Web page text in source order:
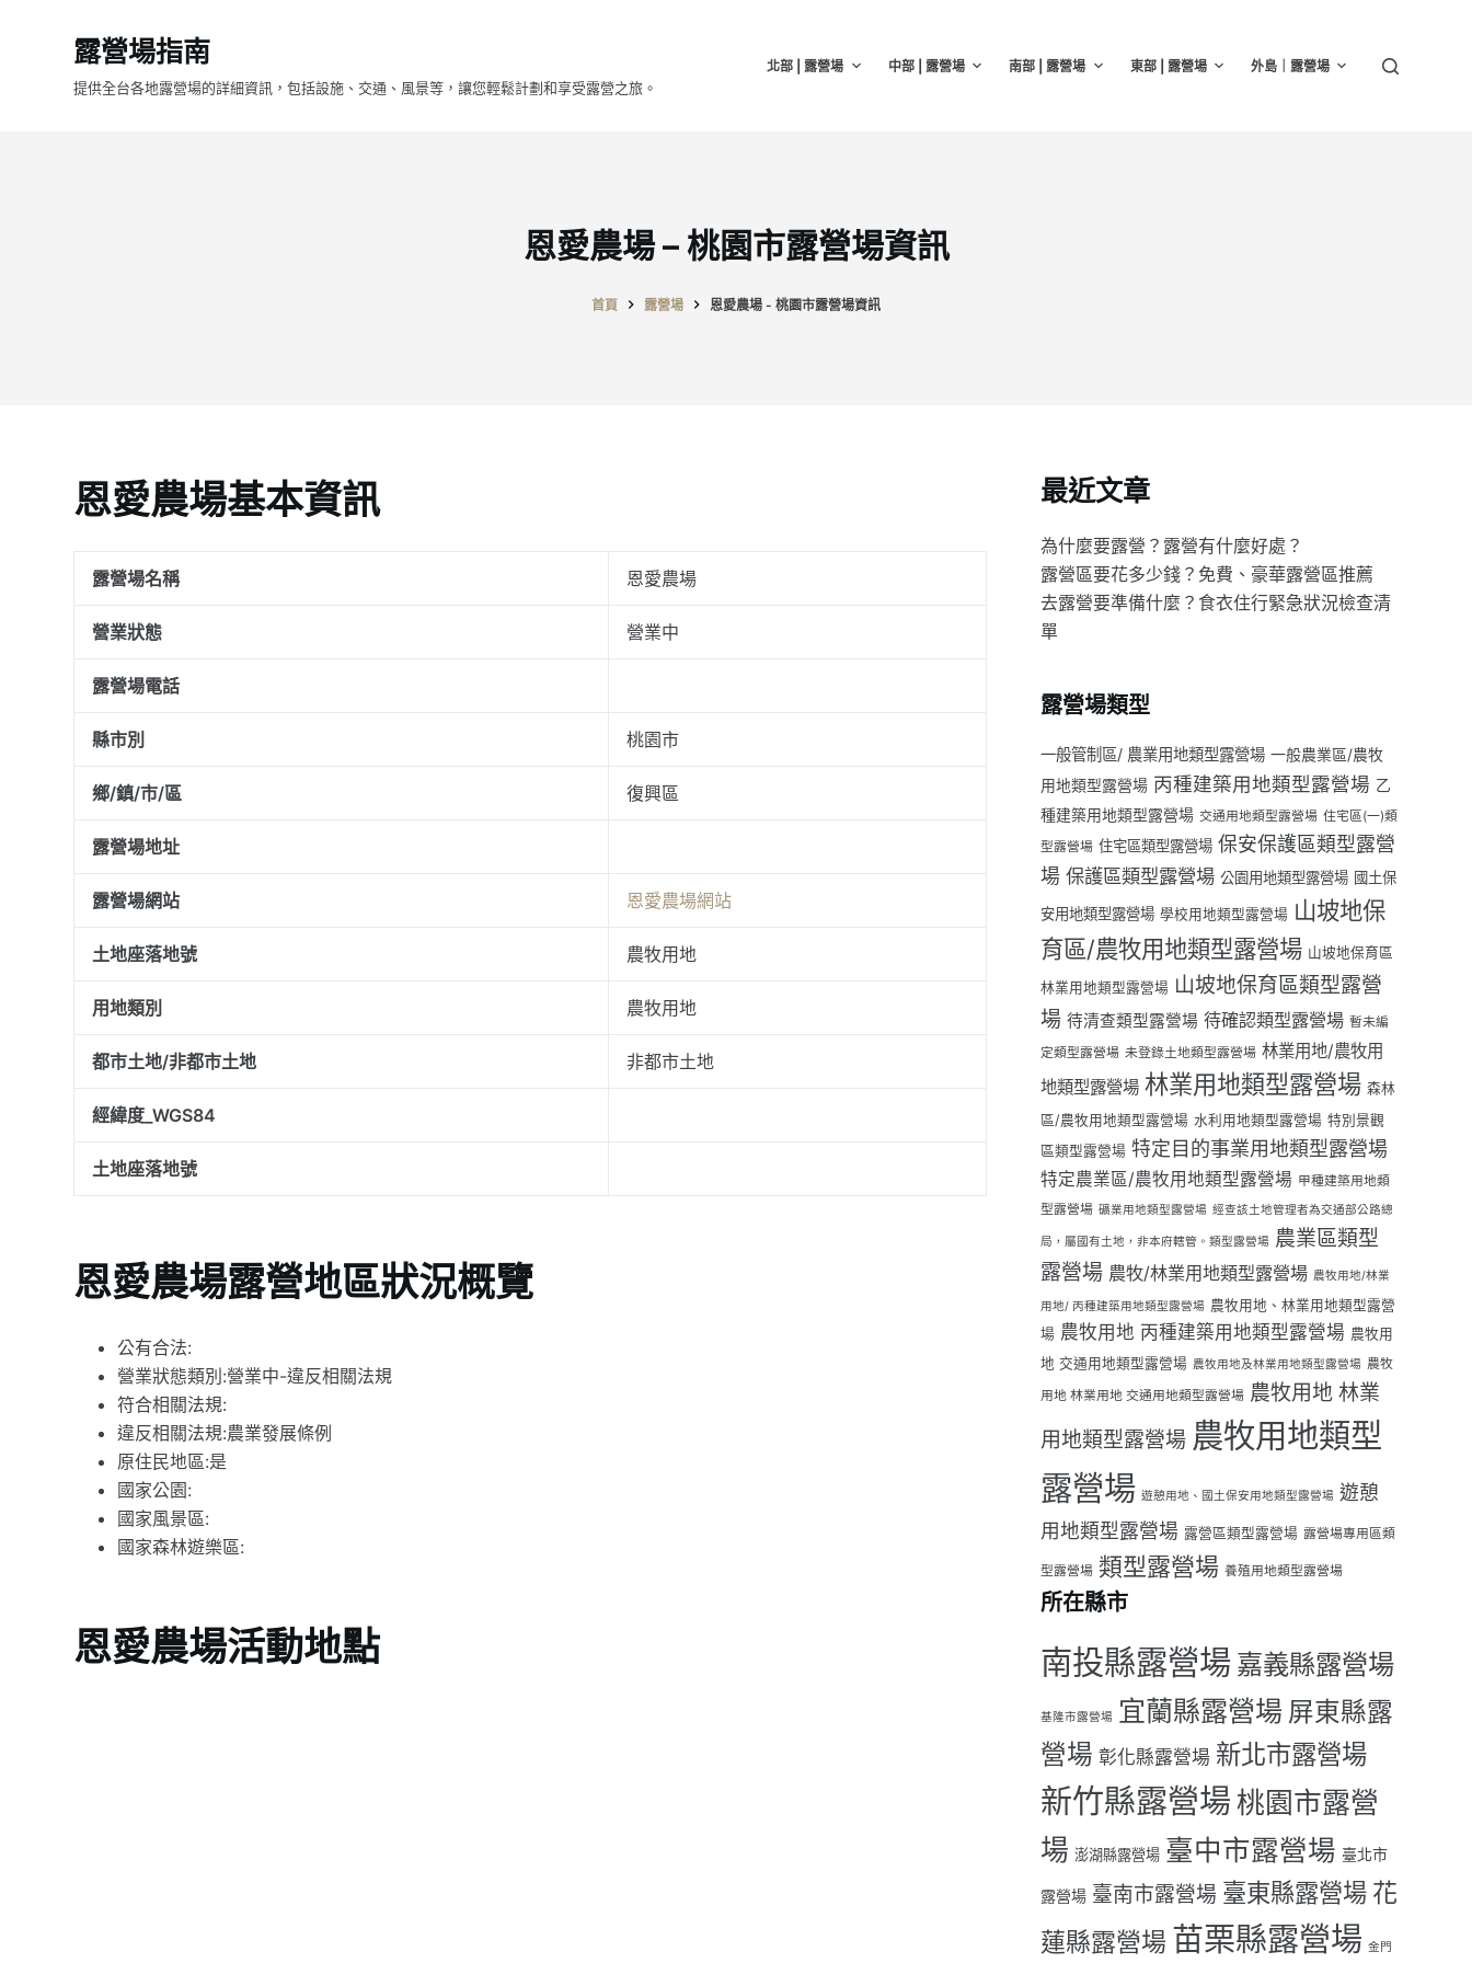
露營場指南
提供全台各地露營場的詳細資訊，包括設施、交通、風景等，讓您輕鬆計劃和享受露營之旅。
北部 | 露營場 中部 | 露營場 南部 | 露營場 東部 | 露營場 外島｜露營場
恩愛農場 – 桃園市露營場資訊
首頁 露營場 恩愛農場 - 桃園市露營場資訊
恩愛農場基本資訊
露營場名稱 恩愛農場
營業狀態 營業中
露營場電話
縣市別 桃園市
鄉/鎮/市/區 復興區
露營場地址
露營場網站 恩愛農場網站
土地座落地號 農牧用地
用地類別 農牧用地
都市土地/非都市土地 非都市土地
經緯度_WGS84
土地座落地號
恩愛農場露營地區狀況概覽
公有合法:
營業狀態類別:營業中-違反相關法規
符合相關法規:
違反相關法規:農業發展條例
原住民地區:是
國家公園:
國家風景區:
國家森林遊樂區:
恩愛農場活動地點
最近文章
為什麼要露營？露營有什麼好處？
露營區要花多少錢？免費、豪華露營區推薦
去露營要準備什麼？食衣住行緊急狀況檢查清
單
露營場類型
一般管制區/ 農業用地類型露營場 一般農業區/農牧
用地類型露營場 丙種建築用地類型露營場 乙
種建築用地類型露營場 交通用地類型露營場 住宅區(一)類
型露營場 住宅區類型露營場 保安保護區類型露營
場 保護區類型露營場 公園用地類型露營場 國土保
安用地類型露營場 學校用地類型露營場 山坡地保
育區/農牧用地類型露營場 山坡地保育區
林業用地類型露營場 山坡地保育區類型露營
場 待清查類型露營場 待確認類型露營場 暫未編
定類型露營場 未登錄土地類型露營場 林業用地/農牧用
地類型露營場 林業用地類型露營場 森林
區/農牧用地類型露營場 水利用地類型露營場 特別景觀
區類型露營場 特定目的事業用地類型露營場
特定農業區/農牧用地類型露營場 甲種建築用地類
型露營場 礦業用地類型露營場 經查該土地管理者為交通部公路總
局，屬國有土地，非本府轄管。類型露營場 農業區類型
露營場 農牧/林業用地類型露營場 農牧用地/林業
用地/ 丙種建築用地類型露營場 農牧用地、林業用地類型露營
場 農牧用地 丙種建築用地類型露營場 農牧用
地 交通用地類型露營場 農牧用地及林業用地類型露營場 農牧
用地 林業用地 交通用地類型露營場 農牧用地 林業
用地類型露營場 農牧用地類型
露營場 遊憩用地、國土保安用地類型露營場 遊憩
用地類型露營場 露營區類型露營場 露營場專用區類
型露營場 類型露營場 養殖用地類型露營場
所在縣市
南投縣露營場 嘉義縣露營場
基隆市露營場 宜蘭縣露營場 屏東縣露
營場 彰化縣露營場 新北市露營場
新竹縣露營場 桃園市露營
場 澎湖縣露營場 臺中市露營場 臺北市
露營場 臺南市露營場 臺東縣露營場 花
蓮縣露營場 苗栗縣露營場 金門